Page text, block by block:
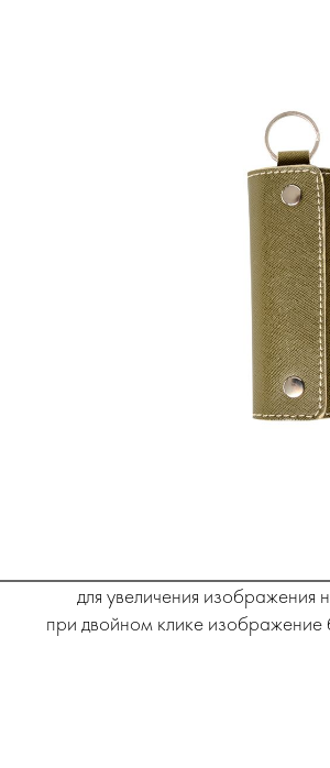
для увеличения изображения
при двойном клике изображение